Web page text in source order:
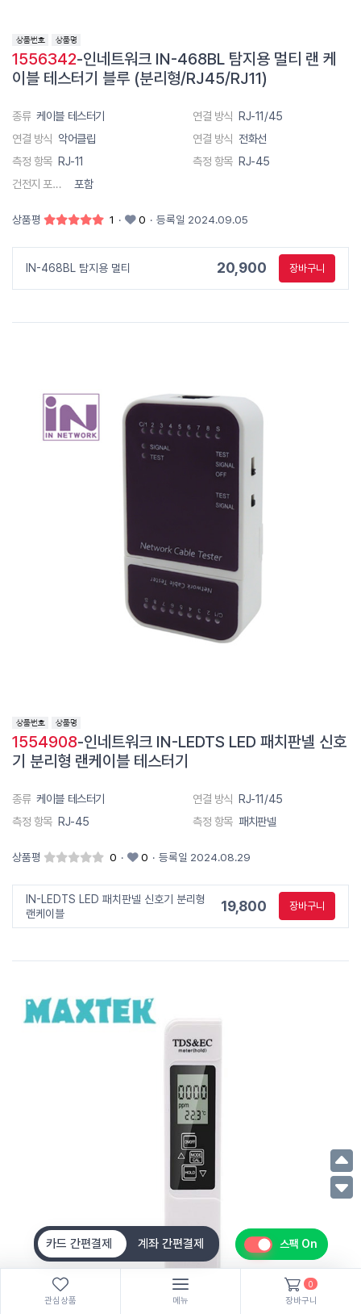
1556342-인네트워크 IN-468BL 탐지용 멀티 랜 케
이블 테스터기 블루 (분리형/RJ45/RJ11)
종류 케이블 테스터기 연결 방식 RJ-11/45
연결 방식 악어클립 연결 방식 전화선
측정 항목 RJ-11 측정 항목 RJ-45
건전지 포함 유무
포함
상품평 1 · 0 · 등록일 2024.09.05
IN-468BL 탐지용 멀티 20,900 장바구니
1554908-인네트워크 IN-LEDTS LED 패치판넬 신호
기 분리형 랜케이블 테스터기
종류 케이블 테스터기 연결 방식 RJ-11/45
측정 항목 RJ-45 측정 항목 패치판넬
상품평 0 · 0 · 등록일 2024.08.29
IN-LEDTS LED 패치판넬 신호기 분리형
랜케이블
19,800 장바구니
카드 간편결제 계좌 간편결제 스팩 On
관심상품 메뉴
0
장바구니